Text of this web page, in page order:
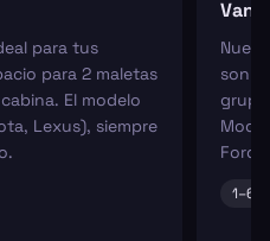
para tus
para 2 maletas
El modelo
Lexus), siempre
Van
son
Ford
1–6